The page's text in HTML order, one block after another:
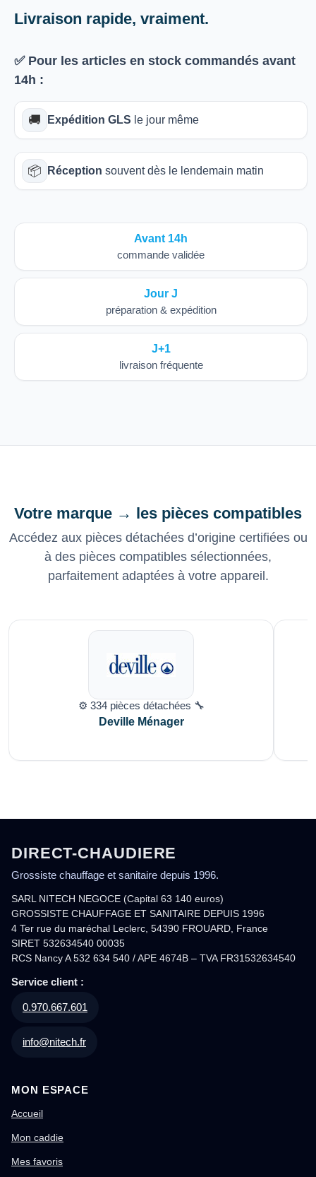
Livraison rapide, vraiment.
✅ Pour les articles en stock commandés avant
14h :
🚚 Expédition GLS le jour même
📦 Réception souvent dès le lendemain matin
Avant 14h
commande validée
Jour J
préparation & expédition
J+1
livraison fréquente
Votre marque → les pièces compatibles
Accédez aux pièces détachées d’origine certifiées ou
à des pièces compatibles sélectionnées,
parfaitement adaptées à votre appareil.
⚙️ 334 pièces détachées 🔧
Deville Ménager
DIRECT-CHAUDIERE
Grossiste chauffage et sanitaire depuis 1996.
SARL NITECH NEGOCE (Capital 63 140 euros)
GROSSISTE CHAUFFAGE ET SANITAIRE DEPUIS 1996
4 Ter rue du maréchal Leclerc, 54390 FROUARD, France
SIRET 532634540 00035
RCS Nancy A 532 634 540 / APE 4674B – TVA FR31532634540
Service client :
0.970.667.601
info@nitech.fr
MON ESPACE
Accueil
Mon caddie
Mes favoris